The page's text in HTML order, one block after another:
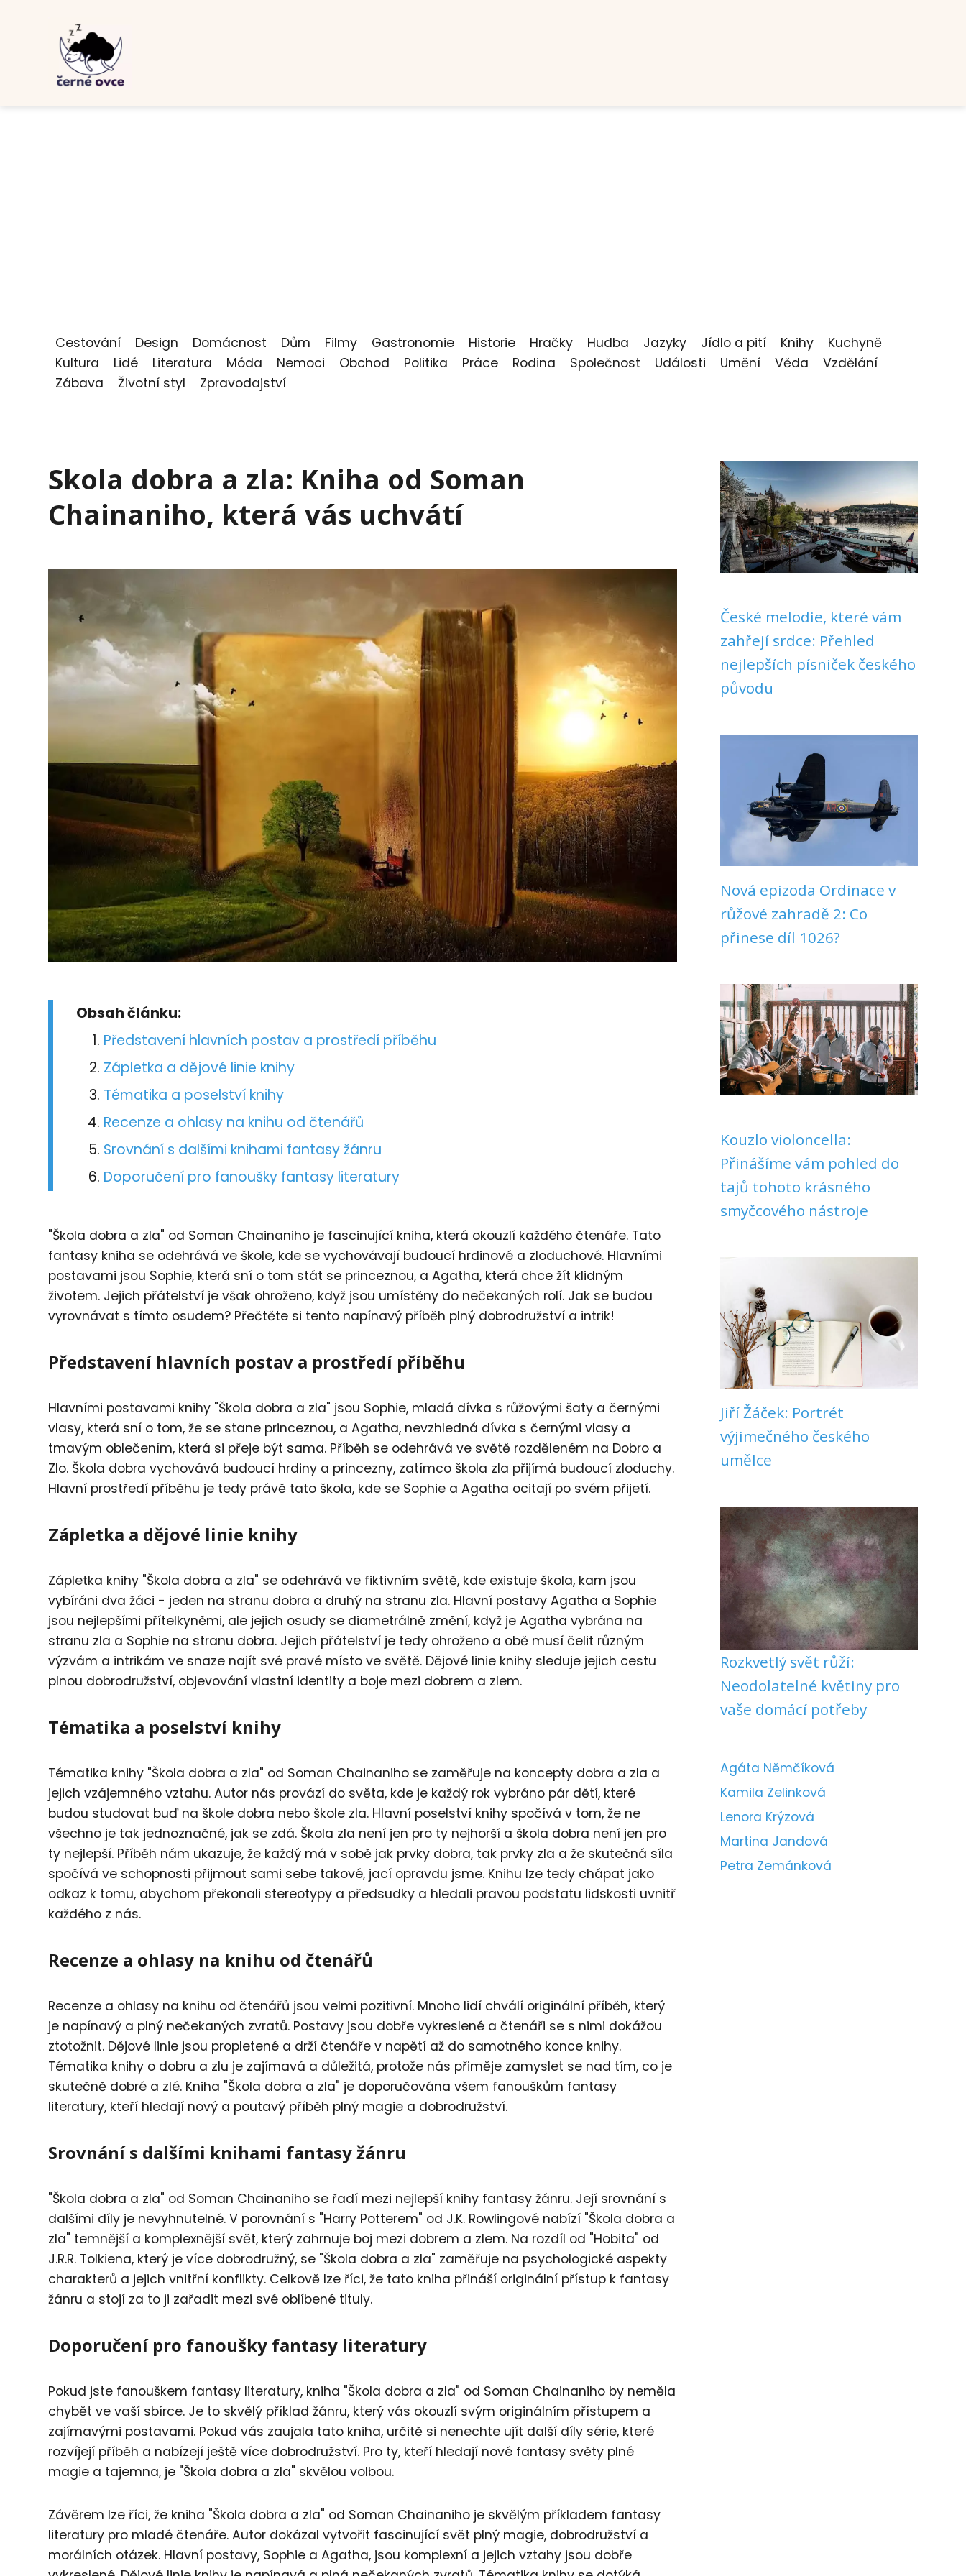
Cestování Design Domácnost Dům Filmy Gastronomie Historie Hračky Hudba Jazyky Jídlo a pití Knihy
Kuchyně
Kultura
Lidé Literatura Móda Nemoci Obchod Politika Práce Rodina Společnost Události Umění Věda
Vzdělání
Zábava
Životní styl Zpravodajství
Skola dobra a zla: Kniha od Soman
Chainaniho, která vás uchvátí
Obsah článku:
Představení hlavních postav a prostředí příběhu
Zápletka a dějové linie knihy
Tématika a poselství knihy
Recenze a ohlasy na knihu od čtenářů
Srovnání s dalšími knihami fantasy žánru
Doporučení pro fanoušky fantasy literatury
"Škola dobra a zla" od Soman Chainaniho je fascinující kniha, která okouzlí každého čtenáře. Tato
fantasy kniha se odehrává ve škole, kde se vychovávají budoucí hrdinové a zloduchové. Hlavními
postavami jsou Sophie, která sní o tom stát se princeznou, a Agatha, která chce žít klidným
životem. Jejich přátelství je však ohroženo, když jsou umístěny do nečekaných rolí. Jak se budou
vyrovnávat s tímto osudem? Přečtěte si tento napínavý příběh plný dobrodružství a intrik!
Představení hlavních postav a prostředí příběhu
Hlavními postavami knihy "Škola dobra a zla" jsou Sophie, mladá dívka s růžovými šaty a černými
vlasy, která sní o tom, že se stane princeznou, a Agatha, nevzhledná dívka s černými vlasy a
tmavým oblečením, která si přeje být sama. Příběh se odehrává ve světě rozděleném na Dobro a
Zlo. Škola dobra vychovává budoucí hrdiny a princezny, zatímco škola zla přijímá budoucí zloduchy.
Hlavní prostředí příběhu je tedy právě tato škola, kde se Sophie a Agatha ocitají po svém přijetí.
Zápletka a dějové linie knihy
Zápletka knihy "Škola dobra a zla" se odehrává ve fiktivním světě, kde existuje škola, kam jsou
vybíráni dva žáci - jeden na stranu dobra a druhý na stranu zla. Hlavní postavy Agatha a Sophie
jsou nejlepšími přítelkyněmi, ale jejich osudy se diametrálně změní, když je Agatha vybrána na
stranu zla a Sophie na stranu dobra. Jejich přátelství je tedy ohroženo a obě musí čelit různým
výzvám a intrikám ve snaze najít své pravé místo ve světě. Dějové linie knihy sleduje jejich cestu
plnou dobrodružství, objevování vlastní identity a boje mezi dobrem a zlem.
Tématika a poselství knihy
Tématika knihy "Škola dobra a zla" od Soman Chainaniho se zaměřuje na koncepty dobra a zla a
jejich vzájemného vztahu. Autor nás provází do světa, kde je každý rok vybráno pár dětí, které
budou studovat buď na škole dobra nebo škole zla. Hlavní poselství knihy spočívá v tom, že ne
všechno je tak jednoznačné, jak se zdá. Škola zla není jen pro ty nejhorší a škola dobra není jen pro
ty nejlepší. Příběh nám ukazuje, že každý má v sobě jak prvky dobra, tak prvky zla a že skutečná síla
spočívá ve schopnosti přijmout sami sebe takové, jací opravdu jsme. Knihu lze tedy chápat jako
odkaz k tomu, abychom překonali stereotypy a předsudky a hledali pravou podstatu lidskosti uvnitř
každého z nás.
Recenze a ohlasy na knihu od čtenářů
Recenze a ohlasy na knihu od čtenářů jsou velmi pozitivní. Mnoho lidí chválí originální příběh, který
je napínavý a plný nečekaných zvratů. Postavy jsou dobře vykreslené a čtenáři se s nimi dokážou
ztotožnit. Dějové linie jsou propletené a drží čtenáře v napětí až do samotného konce knihy.
Tématika knihy o dobru a zlu je zajímavá a důležitá, protože nás přiměje zamyslet se nad tím, co je
skutečně dobré a zlé. Kniha "Škola dobra a zla" je doporučována všem fanouškům fantasy
literatury, kteří hledají nový a poutavý příběh plný magie a dobrodružství.
Srovnání s dalšími knihami fantasy žánru
"Škola dobra a zla" od Soman Chainaniho se řadí mezi nejlepší knihy fantasy žánru. Její srovnání s
dalšími díly je nevyhnutelné. V porovnání s "Harry Potterem" od J.K. Rowlingové nabízí "Škola dobra a
zla" temnější a komplexnější svět, který zahrnuje boj mezi dobrem a zlem. Na rozdíl od "Hobita" od
J.R.R. Tolkiena, který je více dobrodružný, se "Škola dobra a zla" zaměřuje na psychologické aspekty
charakterů a jejich vnitřní konflikty. Celkově lze říci, že tato kniha přináší originální přístup k fantasy
žánru a stojí za to ji zařadit mezi své oblíbené tituly.
Doporučení pro fanoušky fantasy literatury
Pokud jste fanouškem fantasy literatury, kniha "Škola dobra a zla" od Soman Chainaniho by neměla
chybět ve vaší sbírce. Je to skvělý příklad žánru, který vás okouzlí svým originálním přístupem a
zajímavými postavami. Pokud vás zaujala tato kniha, určitě si nenechte ujít další díly série, které
rozvíjejí příběh a nabízejí ještě více dobrodružství. Pro ty, kteří hledají nové fantasy světy plné
magie a tajemna, je "Škola dobra a zla" skvělou volbou.
Závěrem lze říci, že kniha "Škola dobra a zla" od Soman Chainaniho je skvělým příkladem fantasy
literatury pro mladé čtenáře. Autor dokázal vytvořit fascinující svět plný magie, dobrodružství a
morálních otázek. Hlavní postavy, Sophie a Agatha, jsou komplexní a jejich vztahy jsou dobře
České melodie, které vám
zahřejí srdce: Přehled
nejlepších písniček českého
původu
Nová epizoda Ordinace v
růžové zahradě 2: Co
přinese díl 1026?
Kouzlo violoncella:
Přinášíme vám pohled do
tajů tohoto krásného
smyčcového nástroje
Jiří Žáček: Portrét
výjimečného českého
umělce
Rozkvetlý svět růží:
Neodolatelné květiny pro
vaše domácí potřeby
Agáta Němčíková
Kamila Zelinková
Lenora Krýzová
Martina Jandová
Petra Zemánková